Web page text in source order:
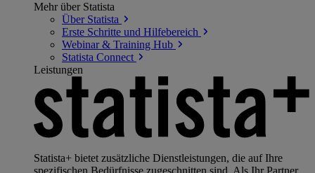
Mehr über Statista
Über Statista
Erste Schritte und Hilfebereich
Webinar & Training Hub
Statista Connect
Leistungen
Statista+ bietet zusätzliche Dienstleistungen, die auf Ihre
spezifischen Bedürfnisse zugeschnitten sind. Als Ihr Partner